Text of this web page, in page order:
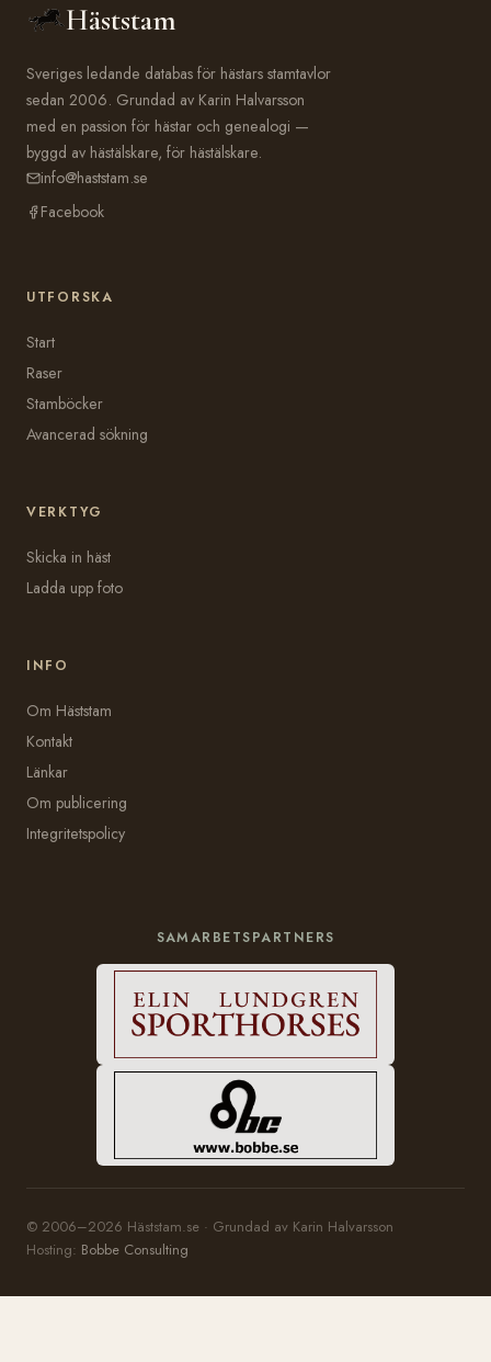
Häststam
Sveriges ledande databas för hästars stamtavlor
sedan 2006. Grundad av Karin Halvarsson
med en passion för hästar och genealogi —
byggd av hästälskare, för hästälskare.
info@haststam.se
Facebook
UTFORSKA
Start
Raser
Stamböcker
Avancerad sökning
VERKTYG
Skicka in häst
Ladda upp foto
INFO
Om Häststam
Kontakt
Länkar
Om publicering
Integritetspolicy
SAMARBETSPARTNERS
© 2006–2026 Häststam.se · Grundad av Karin Halvarsson
Hosting: Bobbe Consulting